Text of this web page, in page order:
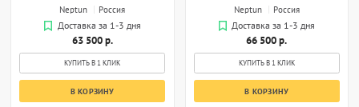
Neptun
Россия
Доставка за 1-3 дня
63 500 р.
КУПИТЬ В 1 КЛИК
В КОРЗИНУ
Neptun
Россия
Доставка за 1-3 дня
66 500 р.
КУПИТЬ В 1 КЛИК
В КОРЗИНУ